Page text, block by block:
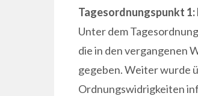
Tagesordnungspunkt
Unter dem
die in den vergangenen
gegeben. Weiter wurde
Ordnungswidrigkeiten